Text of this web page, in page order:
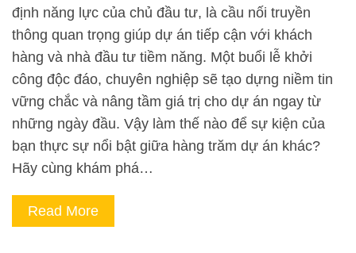
định năng lực của chủ đầu tư, là cầu nối truyền
thông quan trọng giúp dự án tiếp cận với khách
hàng và nhà đầu tư tiềm năng. Một buổi lễ khởi
công độc đáo, chuyên nghiệp sẽ tạo dựng niềm tin
vững chắc và nâng tầm giá trị cho dự án ngay từ
những ngày đầu. Vậy làm thế nào để sự kiện của
bạn thực sự nổi bật giữa hàng trăm dự án khác?
Hãy cùng khám phá…
Read More